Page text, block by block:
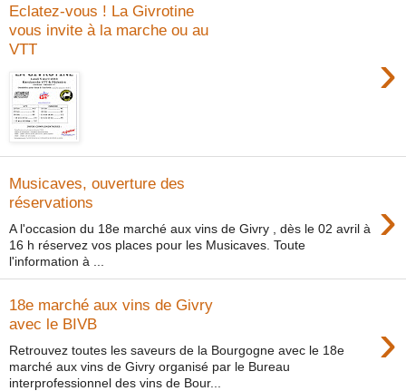
Eclatez-vous ! La Givrotine
vous invite à la marche ou au
VTT
›
Musicaves, ouverture des
réservations
›
A l'occasion du 18e marché aux vins de Givry , dès le 02 avril à
16 h réservez vos places pour les Musicaves. Toute
l'information à ...
18e marché aux vins de Givry
avec le BIVB
›
Retrouvez toutes les saveurs de la Bourgogne avec le 18e
marché aux vins de Givry organisé par le Bureau
interprofessionnel des vins de Bour...